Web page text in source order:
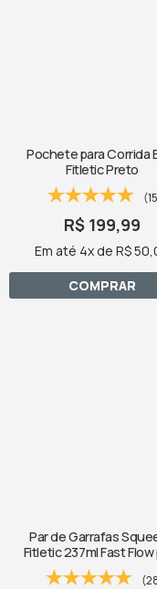
Pochete para Corrida
Fitletic Preto
R$ 199,99
Em até 4x de R$
COMPRAR
Par de Garrafas
Fitletic 237ml Fast Flow
Corrida